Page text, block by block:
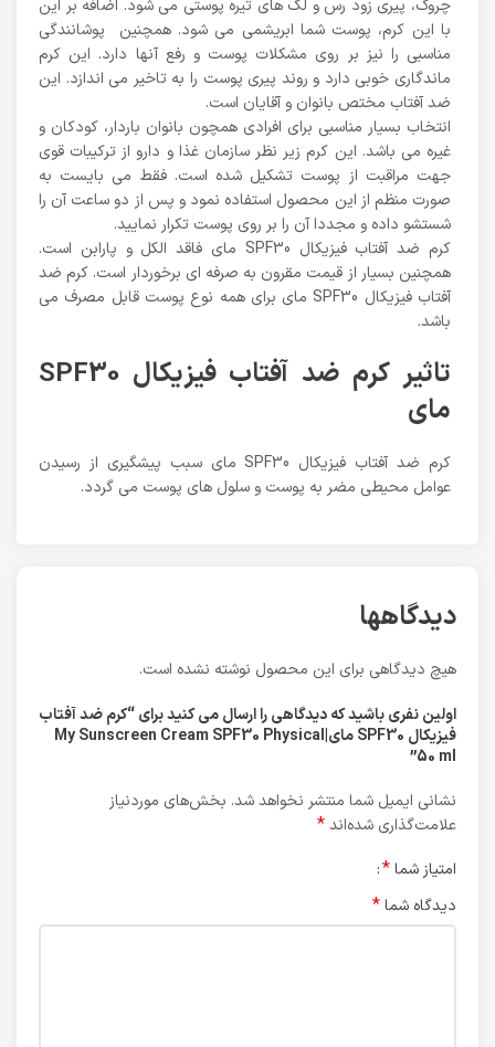
چروک، پیری زود رس و لک های تیره پوستی می شود. اضافه بر این
با این کرم، پوست شما ابریشمی می شود. همچنین پوشانندگی
مناسبی را نیز بر روی مشکلات پوست و رفع آنها دارد. این کرم
ماندگاری خوبی دارد و روند پیری پوست را به تاخیر می اندازد. این
ضد آفتاب مختص بانوان و آقایان است.
انتخاب بسیار مناسبی برای افرادی همچون بانوان باردار، کودکان و
غیره می باشد. این کرم زیر نظر سازمان غذا و دارو از ترکیبات قوی
جهت مراقبت از پوست تشکیل شده است. فقط می بایست به
صورت منظم از این محصول استفاده نمود و پس از دو ساعت آن را
شستشو داده و مجددا آن را بر روی پوست تکرار نمایید.
کرم ضد آفتاب فیزیکال SPF30 مای فاقد الکل و پارابن است.
همچنین بسیار از قیمت مقرون به صرفه ای برخوردار است. کرم ضد
آفتاب فیزیکال SPF30 مای برای همه نوع پوست قابل مصرف می
باشد.
تاثیر کرم ضد آفتاب فیزیکال SPF30
مای
کرم ضد آفتاب فیزیکال SPF30 مای سبب پیشگیری از رسیدن
عوامل محیطی مضر به پوست و سلول های پوست می گردد.
دیدگاهها
هیچ دیدگاهی برای این محصول نوشته نشده است.
اولین نفری باشید که دیدگاهی را ارسال می کنید برای “کرم ضد آفتاب
فیزیکال SPF30 مای|My Sunscreen Cream SPF30 Physical
50 ml”
نشانی ایمیل شما منتشر نخواهد شد. بخش‌های موردنیاز
علامت‌گذاری شده‌اند*
امتیاز شما*
دیدگاه شما*